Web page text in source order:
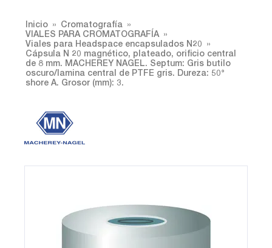
Inicio
Cromatografía
VIALES PARA CROMATOGRAFÍA
Viales para Headspace encapsulados N20
Cápsula N 20 magnético, plateado, orificio central
de 8 mm. MACHEREY NAGEL. Septum: Gris butilo
oscuro/lamina central de PTFE gris. Dureza: 50°
shore A. Grosor (mm): 3.